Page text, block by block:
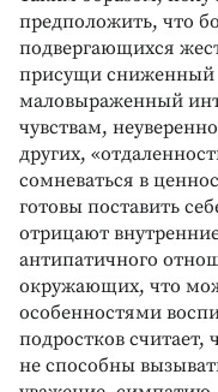
предположить, что
подвергающихся
присущи сниженный
маловыраженный
чувствам,
других,
сомневаться в
готовы поставить
отрицают
антипатичного
окружающих, что
особенностями
подростков считает,
не способны